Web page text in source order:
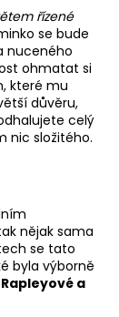
řízené
se bude
nuceného
ohmatat si
které mu
důvěru,
celý
nic složitého.
nějak sama
se tato
byla výborně
a